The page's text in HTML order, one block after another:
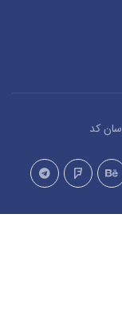
سان کد